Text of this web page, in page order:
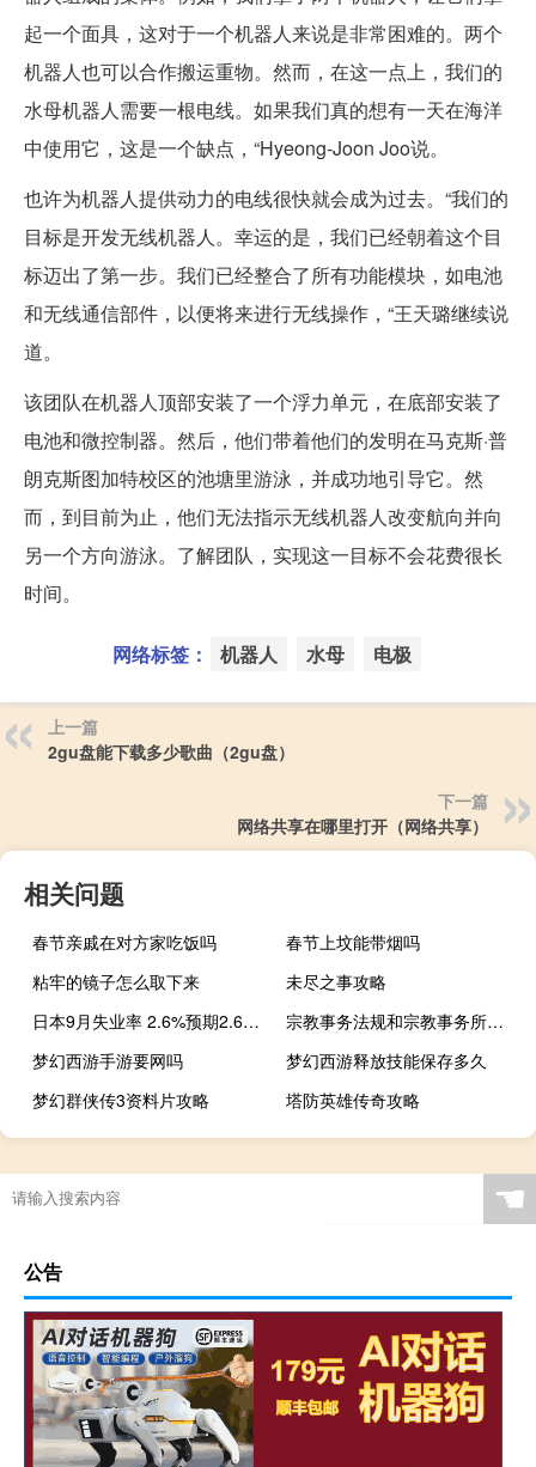
起一个面具，这对于一个机器人来说是非常困难的。两个
机器人也可以合作搬运重物。然而，在这一点上，我们的
水母机器人需要一根电线。如果我们真的想有一天在海洋
中使用它，这是一个缺点，“Hyeong-Joon Joo说。
也许为机器人提供动力的电线很快就会成为过去。“我们的
目标是开发无线机器人。幸运的是，我们已经朝着这个目
标迈出了第一步。我们已经整合了所有功能模块，如电池
和无线通信部件，以便将来进行无线操作，“王天璐继续说
道。
该团队在机器人顶部安装了一个浮力单元，在底部安装了
电池和微控制器。然后，他们带着他们的发明在马克斯·普
朗克斯图加特校区的池塘里游泳，并成功地引导它。然
而，到目前为止，他们无法指示无线机器人改变航向并向
另一个方向游泳。了解团队，实现这一目标不会花费很长
时间。
网络标签： 机器人 水母 电极
上一篇
2gu盘能下载多少歌曲（2gu盘）
下一篇
网络共享在哪里打开（网络共享）
相关问题
春节亲戚在对方家吃饭吗
春节上坟能带烟吗
粘牢的镜子怎么取下来
未尽之事攻略
日本9月失业率 2.6%预期2.60%前值2.70%
宗教事务法规和宗教事务所在地的地位和效力
梦幻西游手游要网吗
梦幻西游释放技能保存多久
梦幻群侠传3资料片攻略
塔防英雄传奇攻略
☚
公告